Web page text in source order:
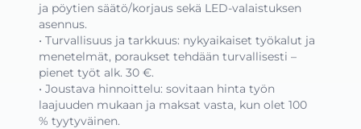
ja pöytien säätö/korjaus sekä LED-valaistuksen
asennus.
• Turvallisuus ja tarkkuus: nykyaikaiset työkalut ja
menetelmät, poraukset tehdään turvallisesti –
pienet työt alk. 30 €.
• Joustava hinnoittelu: sovitaan hinta työn
laajuuden mukaan ja maksat vasta, kun olet 100
% tyytyväinen.